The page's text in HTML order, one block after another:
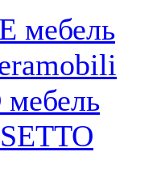
мебель